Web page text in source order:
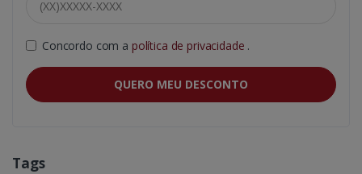
Concordo com a política de privacidade .
QUERO MEU DESCONTO
Tags